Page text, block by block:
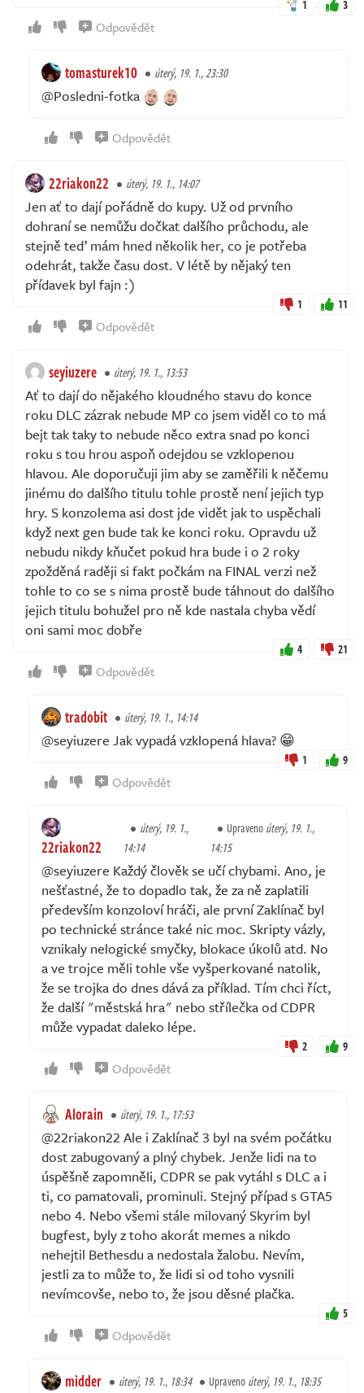
1 3
Odpovědět
tomasturek10 úterý, 19. 1., 23:30
@Posledni-fotka
Odpovědět
22riakon22 úterý, 19. 1., 14:07
Jen ať to dají pořádně do kupy. Už od prvního
dohraní se nemůžu dočkat dalšího průchodu, ale
stejně teď mám hned několik her, co je potřeba
odehrát, takže času dost. V létě by nějaký ten
přídavek byl fajn :)
1 11
Odpovědět
seyiuzere úterý, 19. 1., 13:53
Ať to dají do nějakého kloudného stavu do konce
roku DLC zázrak nebude MP co jsem viděl co to má
bejt tak taky to nebude něco extra snad po konci
roku s tou hrou aspoň odejdou se vzklopenou
hlavou. Ale doporučuji jim aby se zaměřili k něčemu
jinému do dalšího titulu tohle prostě není jejich typ
hry. S konzolema asi dost jde vidět jak to uspěchali
když next gen bude tak ke konci roku. Opravdu už
nebudu nikdy kňučet pokud hra bude i o 2 roky
zpožděná raději si fakt počkám na FINAL verzi než
tohle to co se s nima prostě bude táhnout do dalšího
jejich titulu bohužel pro ně kde nastala chyba vědí
oni sami moc dobře
4 21
Odpovědět
tradobit úterý, 19. 1., 14:14
@seyiuzere Jak vypadá vzklopená hlava? 😁
1 9
Odpovědět
22riakon22
úterý, 19. 1.,
14:14
Upravenoúterý, 19. 1.,
14:15
@seyiuzere Každý člověk se učí chybami. Ano, je
nešťastné, že to dopadlo tak, že za ně zaplatili
především konzoloví hráči, ale první Zaklínač byl
po technické stránce také nic moc. Skripty vázly,
vznikaly nelogické smyčky, blokace úkolů atd. No
a ve trojce měli tohle vše vyšperkované natolik,
že se trojka do dnes dává za příklad. Tím chci říct,
že další "městská hra" nebo střílečka od CDPR
může vypadat daleko lépe.
2 9
Odpovědět
Alorain úterý, 19. 1., 17:53
@22riakon22 Ale i Zaklínač 3 byl na svém počátku
dost zabugovaný a plný chybek. Jenže lidi na to
úspěšně zapomněli, CDPR se pak vytáhl s DLC a i
ti, co pamatovali, prominuli. Stejný případ s GTA5
nebo 4. Nebo všemi stále milovaný Skyrim byl
bugfest, byly z toho akorát memes a nikdo
nehejtil Bethesdu a nedostala žalobu. Nevím,
jestli za to může to, že lidi si od toho vysnili
nevímcovše, nebo to, že jsou děsné plačka.
5
Odpovědět
midder úterý, 19. 1., 18:34 Upravenoúterý, 19. 1., 18:35